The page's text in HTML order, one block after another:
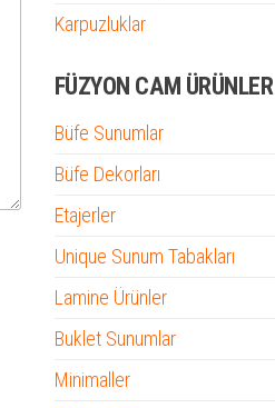
Karpuzluklar
FÜZYON CAM ÜRÜNLER
Büfe Sunumlar
Büfe Dekorları
Etajerler
Unique Sunum Tabakları
Lamine Ürünler
Buklet Sunumlar
Minimaller